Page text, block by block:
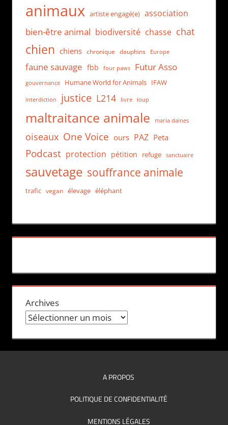
animaux artiste engagé(e) association
bien-être animal biodiversité chasse chat
chien chiens chronique dauphins Europe
faune sauvage fbb four paws Futur Asso
gouvernance Humane World for Animals IFAW
interdiction justice L214 livre loup
maltraitance animale maria daines
oiseaux One Voice ours PAZ Peta
Podcast protection pétition refuge sanctuaire
sauvetage souffrance animale
trafic vegan élevage éléphant
Archives
A PROPOS
POLITIQUE DE CONFIDENTIALITÉ
MENTIONS LÉGALES